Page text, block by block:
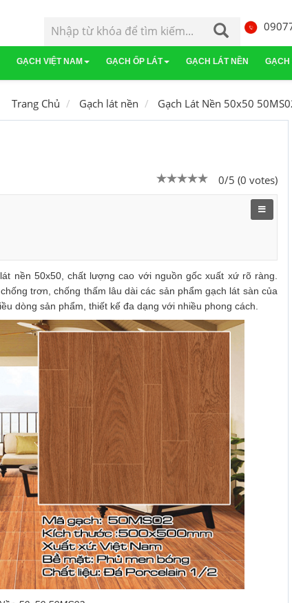
Gạch Malaysia
GẠCH VIỆT NAM
Gạch Mỹ Đức Gạch Bạch Mã
GẠCH ỐP LÁT
Gạch lát sàn
GẠCH LÁT NỀN GẠCH
Trang Chủ Gạch lát nền Gạch Lát Nền 50x50
0/5 (0 votes)
nền 50x50, chất lượng cao với nguồn gốc xuất xứ rõ ràng.
trơn, chống thấm lâu dài các sản phẩm gạch lát sàn của
dòng sản phẩm, thiết kế đa dạng với nhiều phong cách.